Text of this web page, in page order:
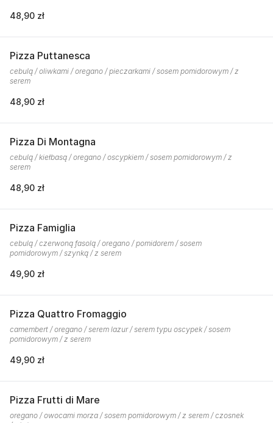
48,90 zł
Pizza Puttanesca
cebulą / oliwkami / oregano / pieczarkami / sosem pomidorowym / z
serem
48,90 zł
Pizza Di Montagna
cebulą / kiełbasą / oregano / oscypkiem / sosem pomidorowym / z
serem
48,90 zł
Pizza Famiglia
cebulą / czerwoną fasolą / oregano / pomidorem / sosem
pomidorowym / szynką / z serem
49,90 zł
Pizza Quattro Fromaggio
camembert / oregano / serem lazur / serem typu oscypek / sosem
pomidorowym / z serem
49,90 zł
Pizza Frutti di Mare
oregano / owocami morza / sosem pomidorowym / z serem / czosnek